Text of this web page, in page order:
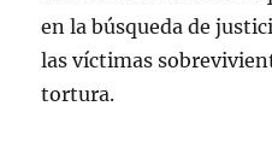
en la búsqueda de
las víctimas
tortura.